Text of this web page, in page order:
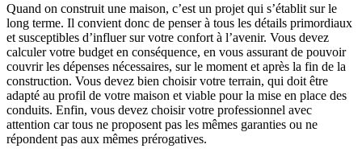
Quand on construit une maison, c’est un projet qui s’établit sur le
long terme. Il convient donc de penser à tous les détails primordiaux
et susceptibles d’influer sur votre confort à l’avenir. Vous devez
calculer votre budget en conséquence, en vous assurant de pouvoir
couvrir les dépenses nécessaires, sur le moment et après la fin de la
construction. Vous devez bien choisir votre terrain, qui doit être
adapté au profil de votre maison et viable pour la mise en place des
conduits. Enfin, vous devez choisir votre professionnel avec
attention car tous ne proposent pas les mêmes garanties ou ne
répondent pas aux mêmes prérogatives.